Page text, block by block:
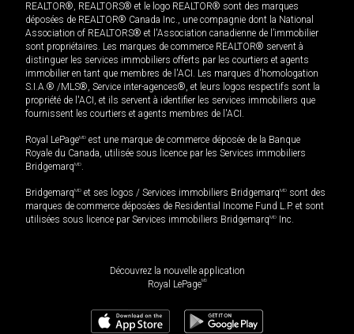
REALTOR®, REALTORS® et le logo REALTOR® sont des marques
déposées de REALTOR® Canada Inc., une compagnie dont la National
Association of REALTORS® et l'Association canadienne de l’immobilier
sont propriétaires. Les marques de commerce REALTOR® servent à
distinguer les services immobiliers offerts par les courtiers et agents
immobilier en tant que membres de l'ACI. Les marques d'homologation
S.I.A.® /MLS®, Service inter-agences®, et leurs logos respectifs sont la
propriété de l'ACI, et ils servent à identifier les services immobiliers que
fournissent les courtiers et agents membres de l'ACI.
Royal LePageMD est une marque de commerce déposée de la Banque
Royale du Canada, utilisée sous licence par les Services immobiliers
BridgemarqMD.
BridgemarqMD et ses logos / Services immobiliers BridgemarqMD sont des
marques de commerce déposées de Residential Income Fund L.P. et sont
utilisées sous licence par Services immobiliers BridgemarqMD Inc.
Découvrez la nouvelle application
Royal LePageMD